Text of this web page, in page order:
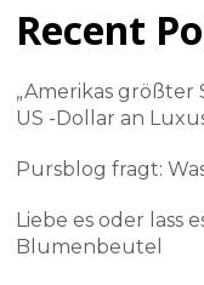
Recent
„Amerikas größter
US -Dollar an
Pursblog fragt:
Liebe es oder lass
Blumenbeutel